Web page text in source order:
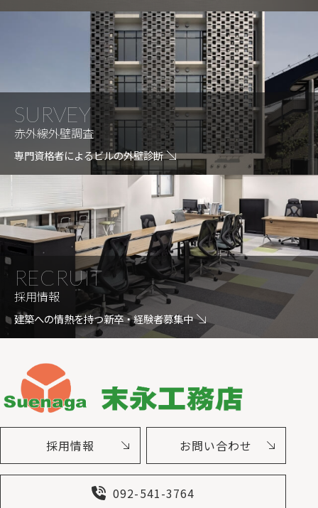
SURVEY
赤外線外壁調査
専門資格者によるビルの外壁診断
RECRUIT
採用情報
建築への情熱を持つ新卒・経験者募集中
採用情報 お問い合わせ
092-541-3764